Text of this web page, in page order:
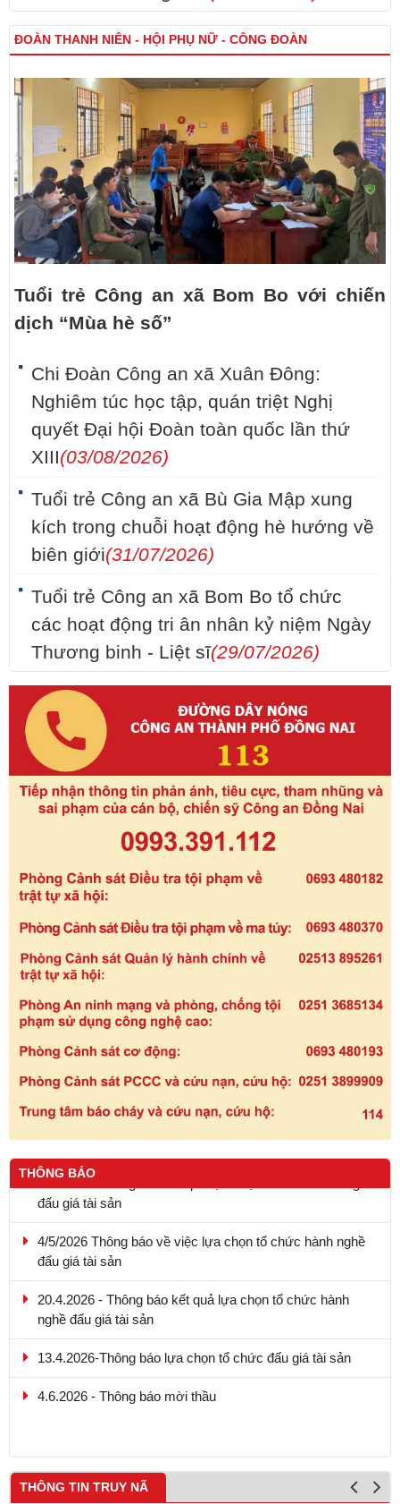
ĐOÀN THANH NIÊN - HỘI PHỤ NỮ - CÔNG ĐOÀN
Tuổi trẻ Công an xã Bom Bo với chiến
dịch “Mùa hè số”
Chi Đoàn Công an xã Xuân Đông:
Nghiêm túc học tập, quán triệt Nghị
quyết Đại hội Đoàn toàn quốc lần thứ
XIII(03/08/2026)
Tuổi trẻ Công an xã Bù Gia Mập xung
kích trong chuỗi hoạt động hè hướng về
biên giới(31/07/2026)
Tuổi trẻ Công an xã Bom Bo tổ chức
các hoạt động tri ân nhân kỷ niệm Ngày
Thương binh - Liệt sĩ(29/07/2026)
THÔNG BÁO
9.5.2026 - Thông báo kết quả lựa chọn tổ chức hành nghề
đấu giá tài sản
đấu giá tài sản
nghề đấu giá tài sản
THÔNG TIN TRUY NÃ